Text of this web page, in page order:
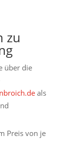
zu
über die
als
Preis von je